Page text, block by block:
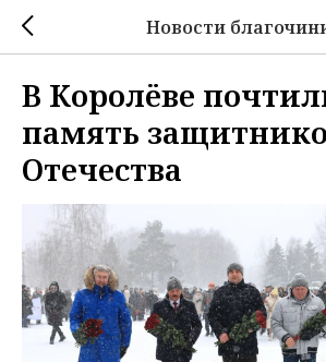
Новости
В Королёве
память
Отечества